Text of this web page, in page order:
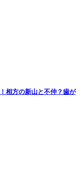
相方の新山と不仲？歯が